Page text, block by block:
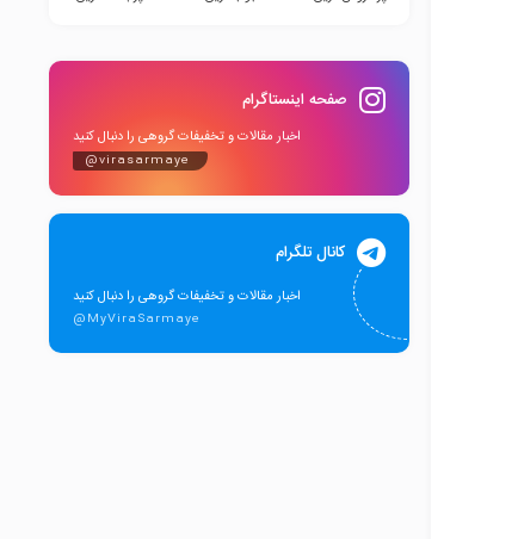
۹۱۵۴۸۴۲۰۰۵
۹۱۵۵۸۱۸۴۹۴
۹۱۵۸۵۳۲۰۴۷
۹۱۵۱۲۳۸۱۸۶
صفحه اینستاگرام
اخبار مقالات و تخفیفات گروهی را دنبال کنید
@virasarmaye
کانال تلگرام
اخبار مقالات و تخفیفات گروهی را دنبال کنید
@MyViraSarmaye